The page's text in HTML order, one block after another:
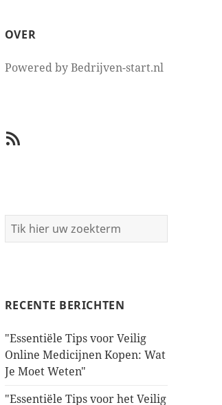
OVER
Powered by Bedrijven-start.nl
RSS
RECENTE BERICHTEN
"Essentiële Tips voor Veilig
Online Medicijnen Kopen: Wat
Je Moet Weten"
"Essentiële Tips voor het Veilig